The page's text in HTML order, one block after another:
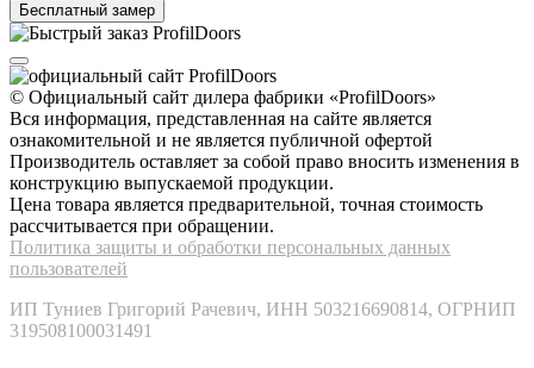
© Официальный сайт дилера фабрики «ProfilDoors»
Вся информация, представленная на сайте является
ознакомительной и не является публичной офертой
Производитель оставляет за собой право вносить изменения в
конструкцию выпускаемой продукции.
Цена товара является предварительной, точная стоимость
рассчитывается при обращении.
Политика защиты и обработки персональных данных
пользователей
ИП Туниев Григорий Рачевич, ИНН 503216690814, ОГРНИП
319508100031491